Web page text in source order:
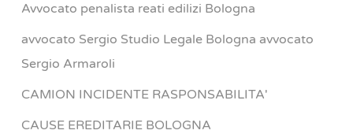
Avvocato penalista reati edilizi Bologna
avvocato Sergio Studio Legale Bologna avvocato
Sergio Armaroli
CAMION INCIDENTE RASPONSABILITA'
CAUSE EREDITARIE BOLOGNA